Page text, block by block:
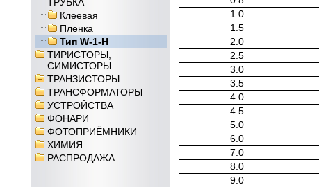
Клеевая
Пленка
Тип W-1-H
ТИРИСТОРЫ,
СИМИСТОРЫ
ТРАНЗИСТОРЫ
ТРАНСФОРМАТОРЫ
УСТРОЙСТВА
ФОНАРИ
ФОТОПРИЁМНИКИ
ХИМИЯ
РАСПРОДАЖА
1.0
1.5
2.0
2.5
3.0
3.5
4.0
4.5
5.0
6.0
7.0
8.0
9.0